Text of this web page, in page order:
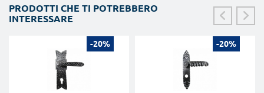
PRODOTTI CHE TI POTREBBERO
INTERESSARE
-20% -20%